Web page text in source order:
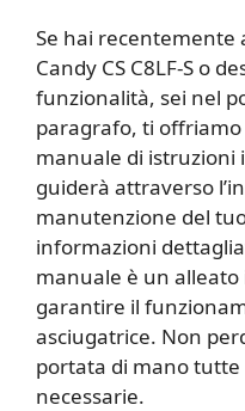
Se hai recentemente
Candy CS C8LF-S o
funzionalità, sei nel
paragrafo, ti offriamo
manuale di istruzioni
guiderà attraverso
manutenzione del
informazioni
manuale è un
garantire il
asciugatrice. Non
portata di mano
necessarie.